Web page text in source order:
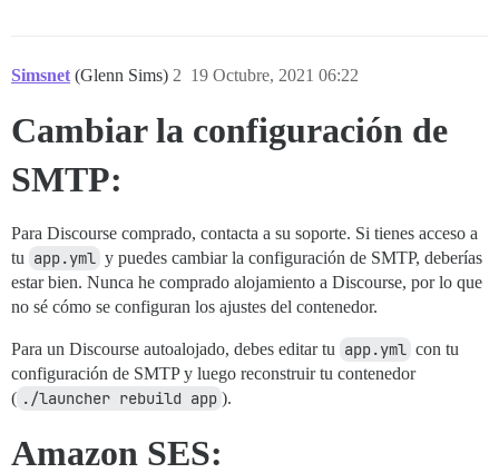
Simsnet (Glenn Sims) 19 Octubre, 2021 06:22
2
Cambiar la configuración de
SMTP:
Para Discourse comprado, contacta a su soporte. Si tienes acceso a
tu app.yml y puedes cambiar la configuración de SMTP, deberías
estar bien. Nunca he comprado alojamiento a Discourse, por lo que
no sé cómo se configuran los ajustes del contenedor.
Para un Discourse autoalojado, debes editar tu app.yml con tu
configuración de SMTP y luego reconstruir tu contenedor
( ./launcher rebuild app ).
Amazon SES: